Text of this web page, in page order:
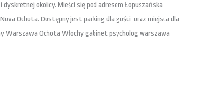
okolicy. Mieści się pod adresem Łopuszańska
Ochota. Dostępny jest parking dla gości oraz miejsca dla
Warszawa Ochota Włochy gabinet psycholog warszawa